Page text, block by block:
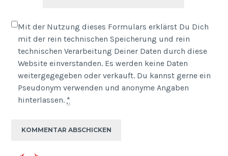
Mit der Nutzung dieses Formulars erklärst Du Dich
mit der rein technischen Speicherung und rein
technischen Verarbeitung Deiner Daten durch diese
Website einverstanden. Es werden keine Daten
weitergegegeben oder verkauft. Du kannst gerne ein
Pseudonym verwenden und anonyme Angaben
hinterlassen. *